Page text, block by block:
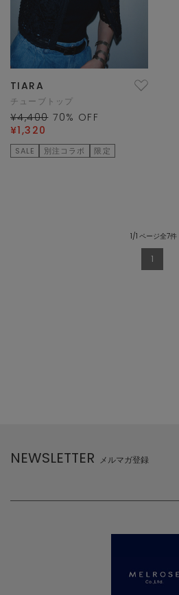
TIARA
チューブトップ
¥4,400 70% OFF
¥1,320
SALE 別注コラボ 限定
1/1 ページ全7件
1
NEWSLETTER メルマガ登録